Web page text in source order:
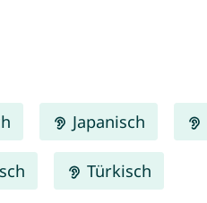
Japanisch
Türkisch